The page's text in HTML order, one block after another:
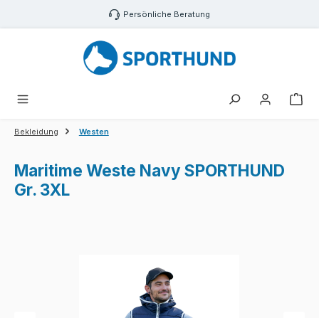
Zum Hauptinhalt springen Persönliche Beratung
Bekleidung Westen
Maritime Weste Navy SPORTHUND
Gr. 3XL